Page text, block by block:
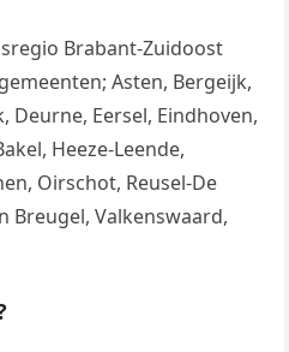
Brabant-Zuidoost
Asten, Bergeijk,
Deurne, Eersel, Eindhoven,
Heeze-Leende,
Oirschot, Reusel-De
Breugel, Valkenswaard,